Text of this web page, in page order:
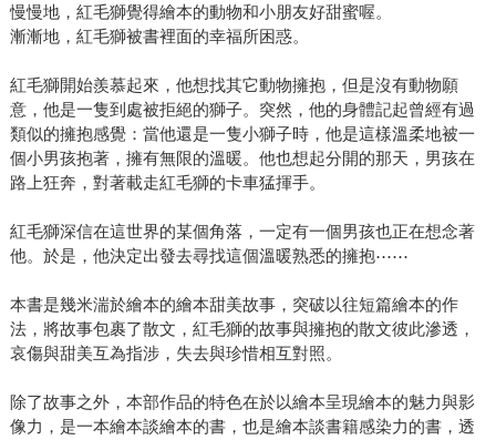
慢慢地，紅毛獅覺得繪本的動物和小朋友好甜蜜喔。
漸漸地，紅毛獅被書裡面的幸福所困惑。
紅毛獅開始羨慕起來，他想找其它動物擁抱，但是沒有動物願
意，他是一隻到處被拒絕的獅子。突然，他的身體記起曾經有過
類似的擁抱感覺：當他還是一隻小獅子時，他是這樣溫柔地被一
個小男孩抱著，擁有無限的溫暖。他也想起分開的那天，男孩在
路上狂奔，對著載走紅毛獅的卡車猛揮手。
紅毛獅深信在這世界的某個角落，一定有一個男孩也正在想念著
他。於是，他決定出發去尋找這個溫暖熟悉的擁抱⋯⋯
本書是幾米湍於繪本的繪本甜美故事，突破以往短篇繪本的作
法，將故事包裹了散文，紅毛獅的故事與擁抱的散文彼此滲透，
哀傷與甜美互為指涉，失去與珍惜相互對照。
除了故事之外，本部作品的特色在於以繪本呈現繪本的魅力與影
像力，是一本繪本談繪本的書，也是繪本談書籍感染力的書，透